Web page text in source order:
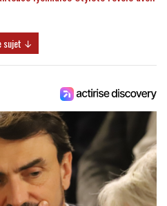
sujet ↓